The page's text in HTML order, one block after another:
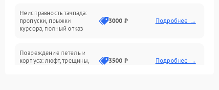
Сеть и интернет
Неисправность тачпада:
пропуски, прыжки
курсора, полный отказ
3000 ₽ Подробнее →
Повреждение петель и
корпуса: люфт, трещины,
3500 ₽ Подробнее →